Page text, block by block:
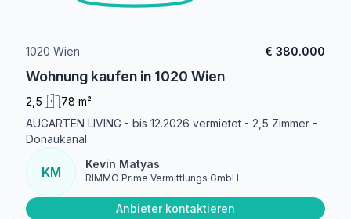
1020 Wien € 380.000
Wohnung kaufen in 1020 Wien
2,5
78 m²
AUGARTEN LIVING - bis 12.2026 vermietet - 2,5 Zimmer -
Donaukanal
KM
Kevin Matyas
RIMMO Prime Vermittlungs GmbH
Anbieter kontaktieren